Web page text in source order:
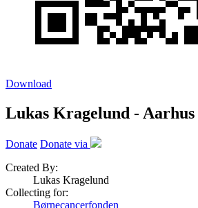
Download
Lukas Kragelund -
Donate Donate via
Created By:
Lukas Kragelund
Collecting for:
Børnecancerfonden